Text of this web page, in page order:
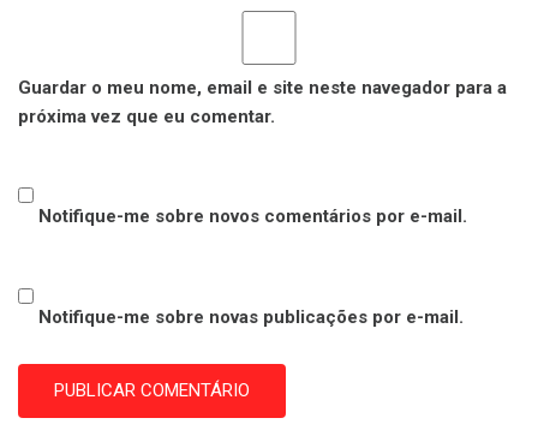
Guardar o meu nome, email e site neste navegador para a
próxima vez que eu comentar.
Notifique-me sobre novos comentários por e-mail.
Notifique-me sobre novas publicações por e-mail.